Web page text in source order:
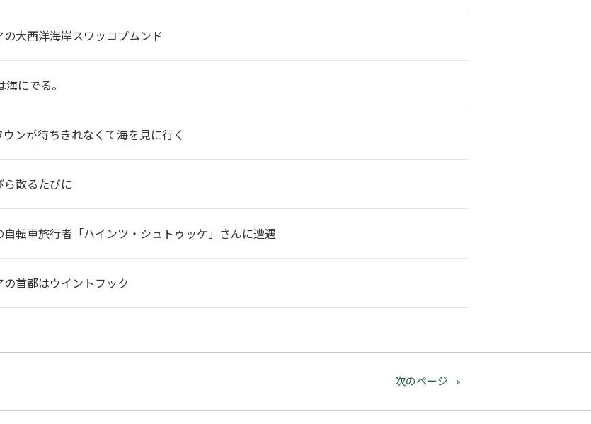
の大西洋海岸スワッコプムンド
海にでる。
ウンが待ちきれなくて海を見に行く
ら散るたびに
自転車旅行者「ハインツ・シュトゥッケ」さんに遭遇
の首都はウイントフック
次のページ